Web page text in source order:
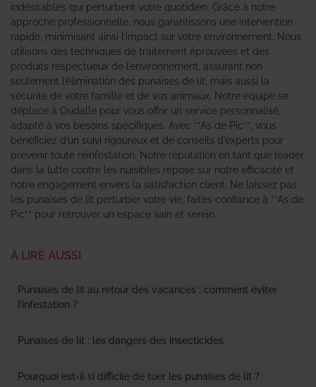
indésirables qui perturbent votre quotidien. Grâce à notre
approche professionnelle, nous garantissons une intervention
rapide, minimisant ainsi l’impact sur votre environnement. Nous
utilisons des techniques de traitement éprouvées et des
produits respectueux de l’environnement, assurant non
seulement l’élimination des punaises de lit, mais aussi la
sécurité de votre famille et de vos animaux. Notre équipe se
déplace à Oudalle pour vous offrir un service personnalisé,
adapté à vos besoins spécifiques. Avec **As de Pic**, vous
bénéficiez d’un suivi rigoureux et de conseils d’experts pour
prévenir toute réinfestation. Notre réputation en tant que leader
dans la lutte contre les nuisibles repose sur notre efficacité et
notre engagement envers la satisfaction client. Ne laissez pas
les punaises de lit perturber votre vie, faites confiance à **As de
Pic** pour retrouver un espace sain et serein.
À LIRE AUSSI
Punaises de lit au retour des vacances : comment éviter
l’infestation ?
Punaises de lit : les dangers des insecticides
Pourquoi est-il si difficile de tuer les punaises de lit ?